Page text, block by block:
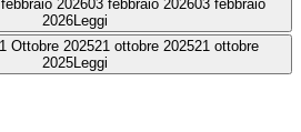
202603 febbraio 202603 febbraio
2026Leggi
Ottobre 202521 ottobre 202521 ottobre
2025Leggi